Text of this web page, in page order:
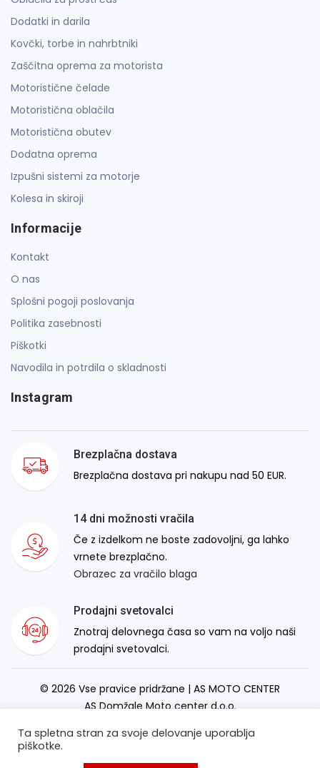
Dodatki in darila
Kovčki, torbe in nahrbtniki
Zaščitna oprema za motorista
Motoristične čelade
Motoristična oblačila
Motoristična obutev
Dodatna oprema
Izpušni sistemi za motorje
Kolesa in skiroji
Informacije
Kontakt
O nas
Splošni pogoji poslovanja
Politika zasebnosti
Piškotki
Navodila in potrdila o skladnosti
Instagram
Brezplačna dostava
Brezplačna dostava pri nakupu nad 50 EUR.
14 dni možnosti vračila
Če z izdelkom ne boste zadovoljni, ga lahko
vrnete brezplačno.
Obrazec za vračilo blaga
Prodajni svetovalci
Znotraj delovnega časa so vam na voljo naši
prodajni svetovalci.
© 2026 Vse pravice pridržane | AS MOTO CENTER
AS Domžale Moto center d.o.o.
Ta spletna stran za svoje delovanje uporablja
piškotke.